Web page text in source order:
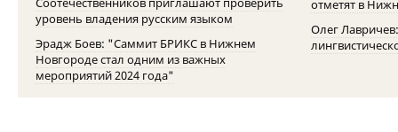
уровень владения русским языком
Эрадж Боев: "Саммит БРИКС в Нижнем
Новгороде стал одним из важных
мероприятий 2024 года"
отметят в
Олег